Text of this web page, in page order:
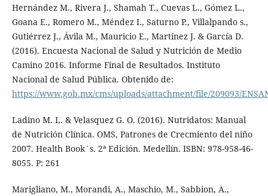
Hernández M., Rivera J., Shamah T., Cuevas L., Gómez L.,
Goana E., Romero M., Méndez I., Saturno P., Villalpando s.,
Gutiérrez J., Ávila M., Mauricio E., Martínez J. & García D.
(2016). Encuesta Nacional de Salud y Nutrición de Medio
Camino 2016. Informe Final de Resultados. Instituto
Nacional de Salud Pública. Obtenido de:
https://www.gob.mx/cms/uploads/attachment/file/209093/
Ladino M. L. & Velasquez G. O. (2016). Nutridatos: Manual
de Nutrición Clínica. OMS, Patrones de Crecmiento del niño
2007. Health Book´s. 2ª Edición. Medellín. ISBN: 978-958-46-
8055. P: 261
Marigliano, M., Morandi, A., Maschio, M., Sabbion, A.,